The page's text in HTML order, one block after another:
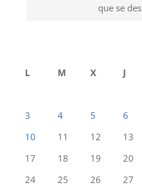
que se
L
M X J
3
4 5 6
10
11 12 13
17
18 19 20
24
25 26 27